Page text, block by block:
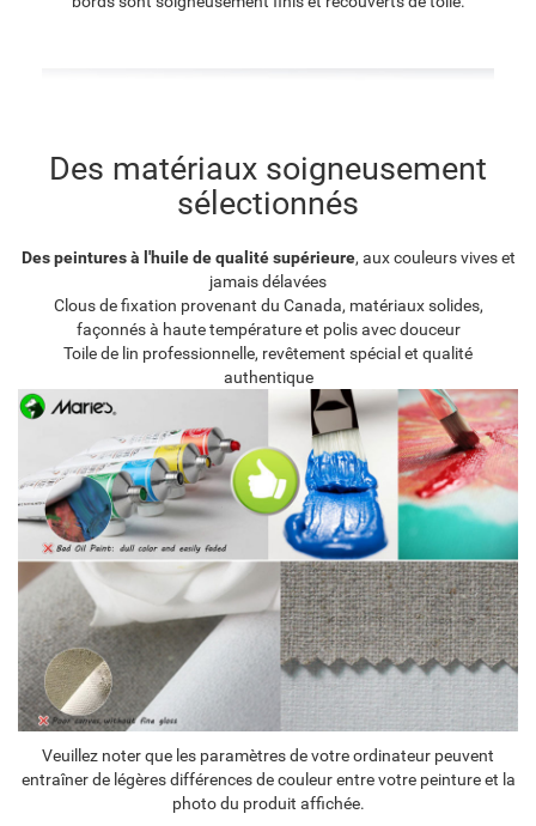
Des matériaux soigneusement
sélectionnés
Des peintures à l'huile de qualité supérieure, aux couleurs vives et
jamais délavées
Clous de fixation provenant du Canada, matériaux solides,
façonnés à haute température et polis avec douceur
Toile de lin professionnelle, revêtement spécial et qualité
authentique
Veuillez noter que les paramètres de votre ordinateur peuvent
entraîner de légères différences de couleur entre votre peinture et la
photo du produit affichée.